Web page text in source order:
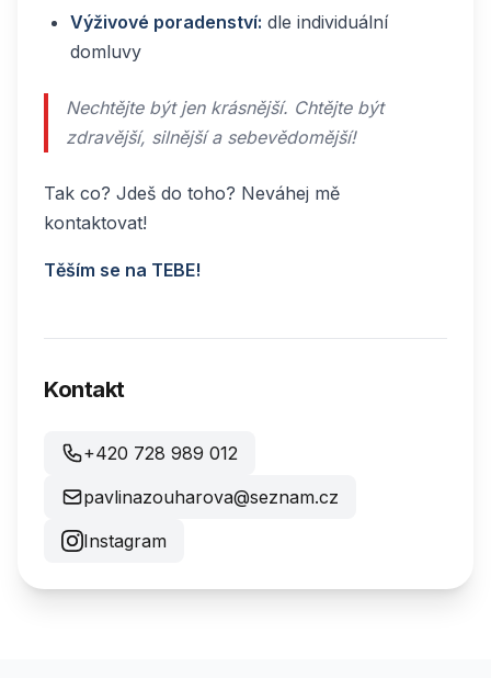
Výživové poradenství: dle individuální
domluvy
Nechtějte být jen krásnější. Chtějte být
zdravější, silnější a sebevědomější!
Tak co? Jdeš do toho? Neváhej mě
kontaktovat!
Těším se na TEBE!
Kontakt
+420 728 989 012
pavlinazouharova@seznam.cz
Instagram